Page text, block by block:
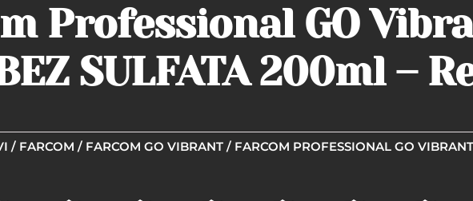
Professional GO
SULFATA 200ml –
/ FARCOM / FARCOM GO VIBRANT / FARCOM PROFESSIONAL GO